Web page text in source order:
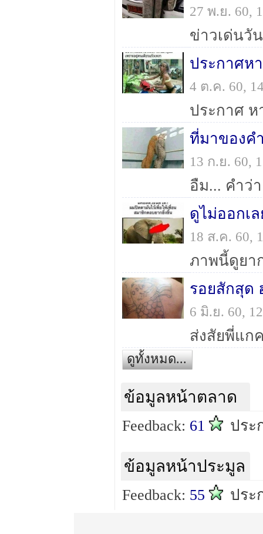
27 พ.ย. 60,
ประกาศห
4 ต.ค. 60,
ที่มาของค
13 ก.ย. 60,
อืม... คำว่
ดูไม่ออกเ
18 ส.ค. 60,
ภาพนี้ดูยา
รอยสักสุด
6 มิ.ย. 60,
ดูทั้งหมด...
ข้อมูลหน้าตลาด
Feedback: 61 ปร
ข้อมูลหน้าประมูล
Feedback: 55 ปร